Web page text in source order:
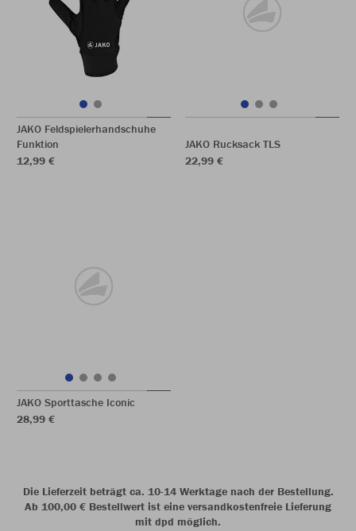
JAKO Feldspielerhandschuhe
Funktion
12,99 €
JAKO Rucksack TLS
22,99 €
JAKO Sporttasche Iconic
28,99 €
Die Lieferzeit beträgt ca. 10-14 Werktage nach der Bestellung.
Ab 100,00 € Bestellwert ist eine versandkostenfreie Lieferung
mit dpd möglich.